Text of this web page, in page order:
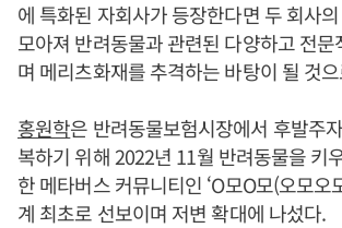
에 특화된 자회사가 등장한다면 두 회사
모아져 반려동물과 관련된 다양하고 전
며 메리츠화재를 추격하는 바탕이 될 것
홍원학은 반려동물보험시장에서 후발주
복하기 위해 2022년 11월 반려동물을 키
한 메타버스 커뮤니티인 ‘O모O모(오모오
계 최초로 선보이며 저변 확대에 나섰다.